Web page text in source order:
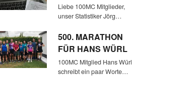
Liebe 100MC Mitglieder,
unser Statistiker Jörg…
500. MARATHON
FÜR HANS WÜRL
100MC Mitglied Hans Würl
schreibt ein paar Worte…